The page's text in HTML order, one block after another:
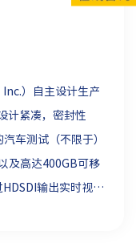
）自主设计生产
计紧凑，密封性
车测试（不限于）
及高达400GB可移
输出实时视频